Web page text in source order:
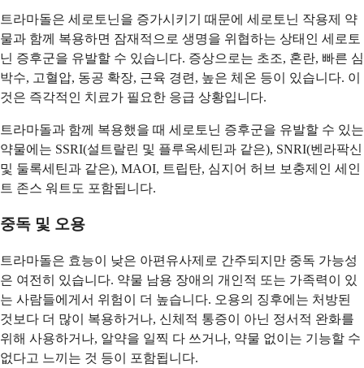
트라마돌은 세로토닌을 증가시키기 때문에 세로토닌 작용제 약
물과 함께 복용하면 잠재적으로 생명을 위협하는 상태인 세로토
닌 증후군을 유발할 수 있습니다. 증상으로는 초조, 혼란, 빠른 심
박수, 고혈압, 동공 확장, 근육 경련, 높은 체온 등이 있습니다. 이
것은 즉각적인 치료가 필요한 응급 상황입니다.
트라마돌과 함께 복용했을 때 세로토닌 증후군을 유발할 수 있는
약물에는 SSRI(설트랄린 및 플루옥세틴과 같은), SNRI(벤라팍신
및 둘록세틴과 같은), MAOI, 트립탄, 심지어 허브 보충제인 세인
트 존스 워트도 포함됩니다.
중독 및 오용
트라마돌은 효능이 낮은 아편유사제로 간주되지만 중독 가능성
은 여전히 있습니다. 약물 남용 장애의 개인적 또는 가족력이 있
는 사람들에게서 위험이 더 높습니다. 오용의 징후에는 처방된
것보다 더 많이 복용하거나, 신체적 통증이 아닌 정서적 완화를
위해 사용하거나, 알약을 일찍 다 쓰거나, 약물 없이는 기능할 수
없다고 느끼는 것 등이 포함됩니다.